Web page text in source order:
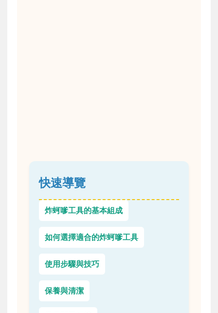
快速導覽
炸蚵嗲工具的基本組成
如何選擇適合的炸蚵嗲工具
使用步驟與技巧
保養與清潔